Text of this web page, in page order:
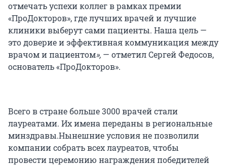
отмечать успехи коллег в рамках премии
«ПроДокторов», где лучших врачей и лучшие
клиники выберут сами пациенты. Наша цель —
это доверие и эффективная коммуникация между
врачом и пациентом», — отметил Сергей Федосов,
основатель «ПроДокторов».
Всего в стране больше 3000 врачей стали
лауреатами. Их имена переданы в региональные
минздравы.Нынешние условия не позволили
компании собрать всех лауреатов, чтобы
провести церемонию награждения победителей